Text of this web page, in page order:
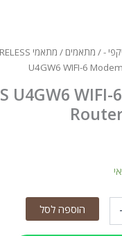
-
/ מתאמים / מתאמי USB
U4GW6 WIFI-6
U4GW6
הוספה לסל